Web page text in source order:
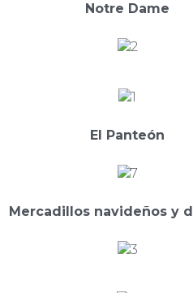
Notre Dame
El Panteón
Mercadillos navideños y